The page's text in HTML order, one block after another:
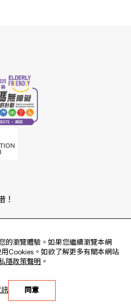
的瀏覽體驗。如果您繼續瀏覽本網
Cookies。如欲了解更多有關本網站
隱政策聲明 。
同意
訊
！